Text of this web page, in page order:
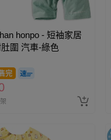
honpo - 短袖家居
圍 汽車-綠色
完